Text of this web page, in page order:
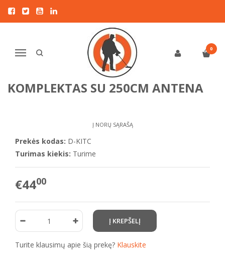
Navigacija
0
Pagrindinis KITI PRIEDAI
XP DEUS1 / WS4 Master / ORX / WS6 Master povandeninis
komplektas su 250cm antena
XP DEUS1 / WS4 MASTER / ORX /
WS6 MASTER POVANDENINIS
KOMPLEKTAS SU 250CM ANTENA
Į NORŲ SĄRAŠĄ
Prekės kodas: D-KITC
Turimas kiekis: Turime
€4400
Turite klausimų apie šią prekę? Klauskite